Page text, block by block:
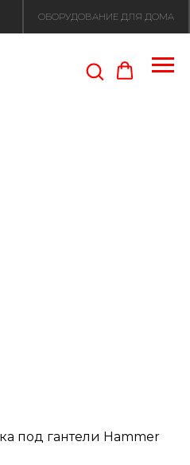
под гантели Hammer